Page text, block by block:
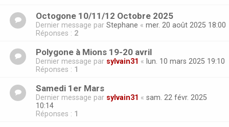
Octogone 10/11/12 Octobre 2025
Dernier message par Stephane « mer. 20 août 2025 18:00
Réponses : 2
Polygone à Mions 19-20 avril
Dernier message par sylvain31 « lun. 10 mars 2025 19:10
Réponses : 1
Samedi 1er Mars
Dernier message par sylvain31 « sam. 22 févr. 2025
10:14
Réponses : 1